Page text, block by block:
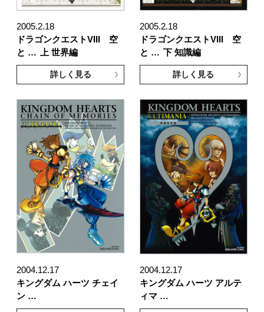
2005.2.18
ドラゴンクエストVIII 空
と …
上 世界編
詳しく見る
2005.2.18
ドラゴンクエストVIII 空
と … 下 知識編
詳しく見る
2004.12.17
キングダム ハーツ チェイ
ン …
2004.12.17
キングダム ハーツ アルテ
ィマ …